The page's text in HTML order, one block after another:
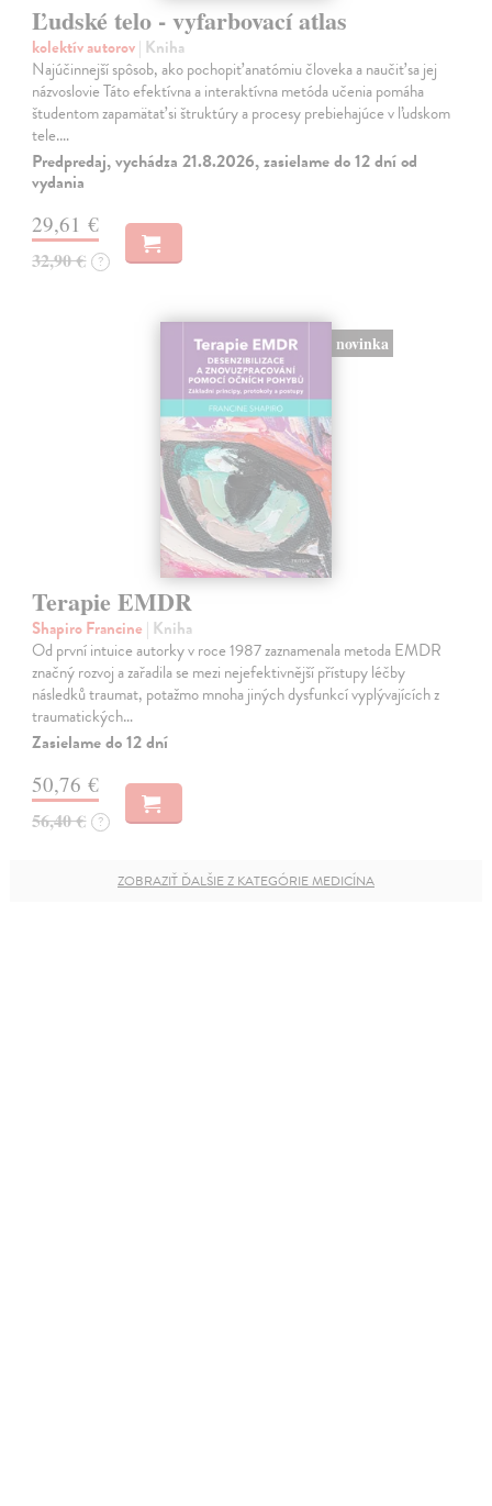
Ľudské telo - vyfarbovací atlas
kolektív autorov| Kniha
Najúčinnejší spôsob, ako pochopiť anatómiu človeka a naučiť sa jej
názvoslovie Táto efektívna a interaktívna metóda učenia pomáha
študentom zapamätať si štruktúry a procesy prebiehajúce v ľudskom
tele.…
Predpredaj, vychádza 21.8.2026, zasielame do 12 dní od
vydania
29,61 €
32,90 € ?
novinka
Terapie EMDR
Shapiro Francine | Kniha
Od první intuice autorky v roce 1987 zaznamenala metoda EMDR
značný rozvoj a zařadila se mezi nejefektivnější přístupy léčby
následků traumat, potažmo mnoha jiných dysfunkcí vyplývajících z
traumatických…
Zasielame do 12 dní
50,76 €
56,40 € ?
ZOBRAZIŤ ĎALŠIE Z KATEGÓRIE MEDICÍNA